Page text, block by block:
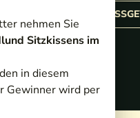
nehmen Sie
Sitzkissens im
in diesem
Gewinner wird per